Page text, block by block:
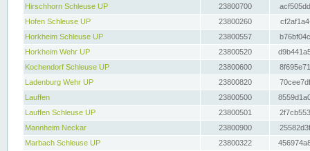
Hirschhorn Schleuse UP
23800700
Hofen Schleuse UP
23800260
Horkheim Schleuse UP
23800557
Horkheim Wehr UP
23800520
Kochendorf Schleuse UP
23800600
Ladenburg Wehr UP
23800820
Lauffen
23800500
Lauffen Schleuse UP
23800501
Mannheim Neckar
23800900
Marbach Schleuse UP
23800322